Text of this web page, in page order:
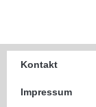
Kontakt
Impressum